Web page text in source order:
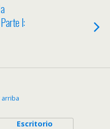
I:
Escritorio